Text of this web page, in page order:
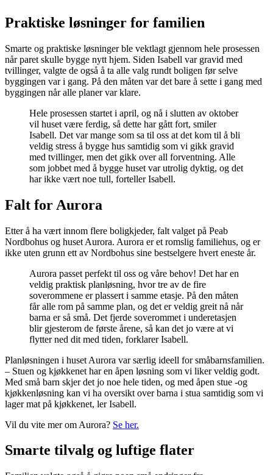
Praktiske løsninger for familien
Smarte og praktiske løsninger ble vektlagt gjennom hele prosessen
når paret skulle bygge nytt hjem. Siden Isabell var gravid med
tvillinger, valgte de også å ta alle valg rundt boligen før selve
byggingen var i gang. På den måten var det bare å sette i gang med
byggingen når alle planer var klare.
Hele prosessen startet i april, og nå i slutten av oktober
vil huset være ferdig, så dette har gått fort, smiler
Isabell. Det var mange som sa til oss at det kom til å bli
veldig stress å bygge hus samtidig som vi gikk gravid
med tvillinger, men det gikk over all forventning. Alle
som jobbet med å bygge huset var utrolig dyktig, og det
har ikke vært noe tull, forteller Isabell.
Falt for Aurora
Etter å ha vært innom flere boligkjeder, falt valget på Peab
Nordbohus og huset Aurora. Aurora er et romslig familiehus, og er
ikke uten grunn ett av Nordbohus sine bestselgere hvert eneste år.
Aurora passet perfekt til oss og våre behov! Det har en
veldig praktisk planløsning, hvor tre av de fire
soverommene er plassert i samme etasje. På den måten
får alle rom på samme plan, og det er veldig greit nå når
barna er så små. Det fjerde soverommet i underetasjen
blir gjesterom de første årene, så kan det jo være at vi
flytter ned dit med tiden, forklarer Isabell.
Planløsningen i huset Aurora var særlig ideell for småbarnsfamilien.
– Stuen og kjøkkenet har en åpen løsning som vi liker veldig godt.
Med små barn skjer det jo noe hele tiden, og med åpen stue -og
kjøkkenløsning kan vi ha oversikt over barna i stua samtidig som vi
lager mat på kjøkkenet, ler Isabell.
Vil du vite mer om Aurora? Se her.
Smarte tilvalg og luftige flater